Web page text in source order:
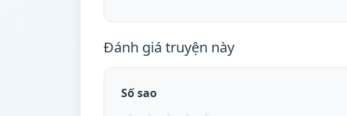
Đánh giá truyện này
Số sao